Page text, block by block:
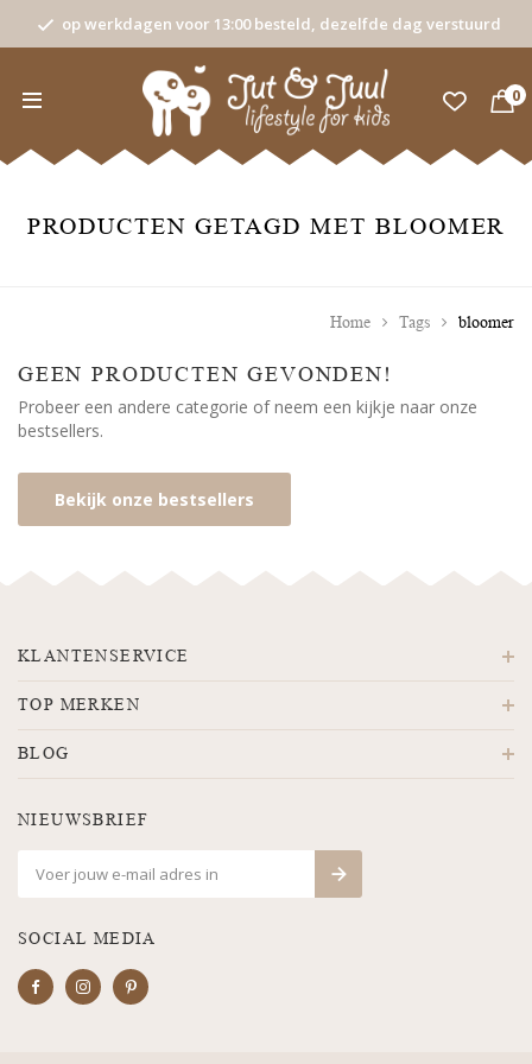
op werkdagen voor 13:00 besteld, dezelfde dag verstuurd
0
PRODUCTEN GETAGD MET BLOOMER
Home Tags bloomer
GEEN PRODUCTEN GEVONDEN!
Probeer een andere categorie of neem een kijkje naar onze
bestsellers.
Bekijk onze bestsellers
KLANTENSERVICE
TOP MERKEN
BLOG
NIEUWSBRIEF
SOCIAL MEDIA